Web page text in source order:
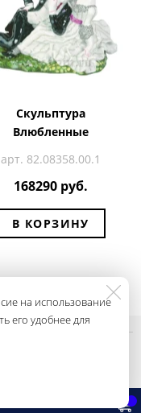
Скульптура
Влюбленные
арт. 82.08358.00.1
168290 руб.
В КОРЗИНУ
на использование
его удобнее для